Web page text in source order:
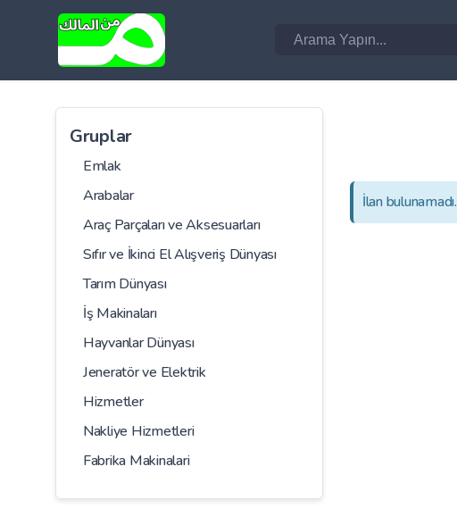
Gruplar
Emlak
Arabalar
Araç Parçaları ve Aksesuarları
Sıfır ve İkinci El Alışveriş Dünyası
Tarım Dünyası
İş Makinaları
Hayvanlar Dünyası
Jeneratör ve Elektrik
Hizmetler
Nakliye Hizmetleri
Fabrika Makinalari
İlan bulunamadı.